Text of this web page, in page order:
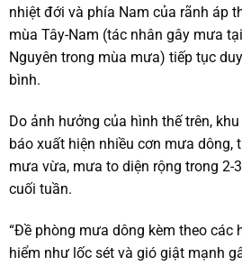
nhiệt đới và phía Nam của rãnh áp
mùa Tây-Nam (tác nhân gây mưa
Nguyên trong mùa mưa) tiếp tục
bình.
Do ảnh hưởng của hình thế trên,
báo xuất hiện nhiều cơn mưa dông,
mưa vừa, mưa to diện rộng trong 2-
cuối tuần.
“Đề phòng mưa dông kèm theo các
hiểm như lốc sét và gió giật mạnh